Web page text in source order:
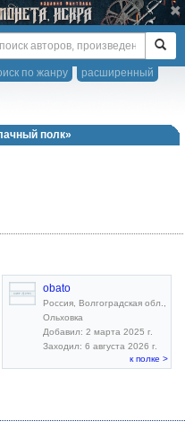
расширенный
по жанру
полк»
obato
Россия, Волгоградская обл.,
Ольховка
Добавил: 2 марта 2025 г.
Заходил: 6 августа 2026 г.
к полке >